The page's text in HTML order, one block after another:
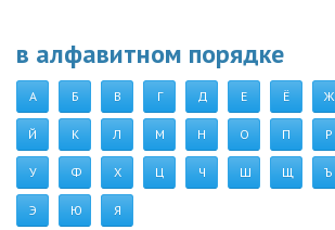
в алфавитном порядке
А Б В Г Д Е Ё Ж
Й К Л М Н О П Р
У Ф Х Ц Ч Ш Щ Ъ
Э Ю Я